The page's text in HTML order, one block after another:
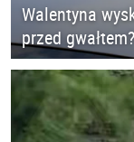
Walentyna
przed gwałtem?